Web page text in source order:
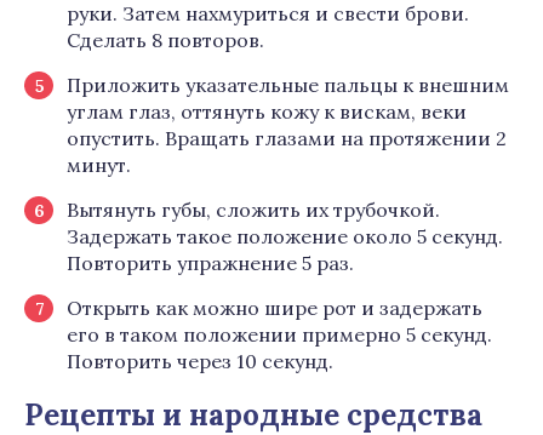
руки. Затем нахмуриться и свести брови.
Сделать 8 повторов.
Приложить указательные пальцы к внешним
углам глаз, оттянуть кожу к вискам, веки
опустить. Вращать глазами на протяжении 2
минут.
Вытянуть губы, сложить их трубочкой.
Задержать такое положение около 5 секунд.
Повторить упражнение 5 раз.
Открыть как можно шире рот и задержать
его в таком положении примерно 5 секунд.
Повторить через 10 секунд.
Рецепты и народные средства